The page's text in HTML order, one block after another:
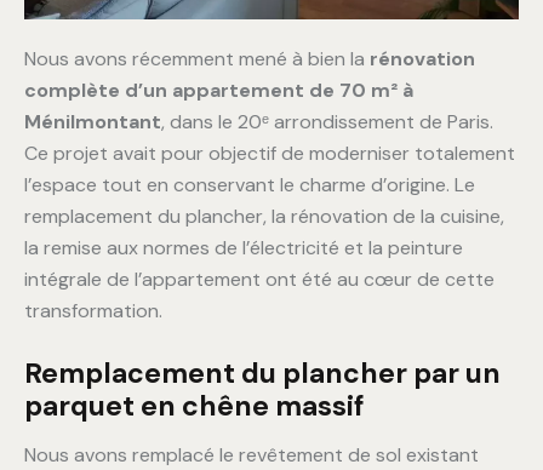
Nous avons récemment mené à bien la rénovation
complète d’un appartement de 70 m² à
Ménilmontant, dans le 20ᵉ arrondissement de Paris.
Ce projet avait pour objectif de moderniser totalement
l’espace tout en conservant le charme d’origine. Le
remplacement du plancher, la rénovation de la cuisine,
la remise aux normes de l’électricité et la peinture
intégrale de l’appartement ont été au cœur de cette
transformation.
Remplacement du plancher par un
parquet en chêne massif
Nous avons remplacé le revêtement de sol existant